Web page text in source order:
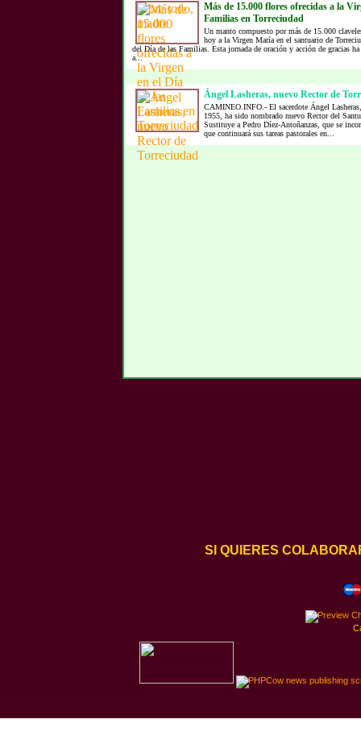
Más de 15.000 flores ofrecidas a la
Familias en Torreciudad
Un manto compuesto por más de 15.000
hoy a la Virgen María en el santuario de
del Día de las Familias. Esta jornada de oración y acción de gracias
a...
Ángel Lasheras, nuevo Rector de
CAMINEO.INFO.- El sacerdote Ángel
1955, ha sido nombrado nuevo Rector del
Sustituye a Pedro Díez-Antoñanzas, que se
que continuará sus tareas pastorales en...
SI QUIERES